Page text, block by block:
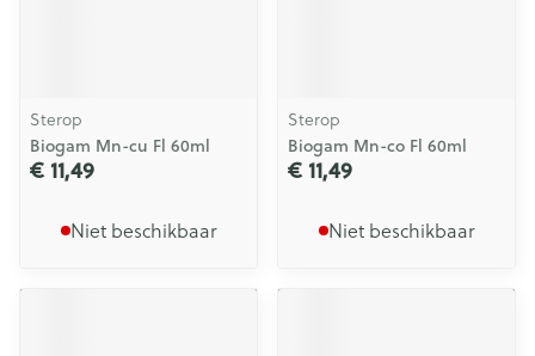
Sterop
Biogam Mn-cu Fl 60ml
€ 11,49
Niet beschikbaar
Sterop
Biogam Mn-co Fl 60ml
€ 11,49
Niet beschikbaar